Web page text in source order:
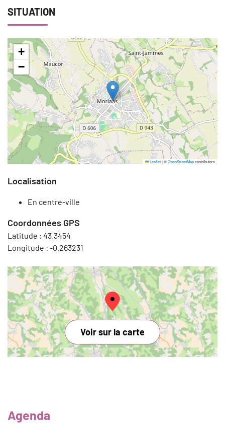
SITUATION
+
−
Leaflet|©OpenStreetMapcontributors
Localisation
En centre-ville
Coordonnées GPS
Latitude : 43.3454
Longitude : -0.263231
Voir sur la carte
Agenda